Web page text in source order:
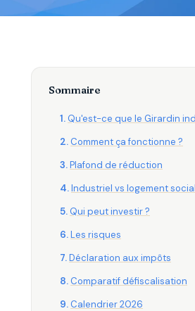
Sommaire
Qu'est-ce que le Girardin
Comment ça fonctionne ?
Plafond de réduction
Industriel vs logement social
Qui peut investir ?
Les risques
Déclaration aux impôts
Comparatif défiscalisation
Calendrier 2026